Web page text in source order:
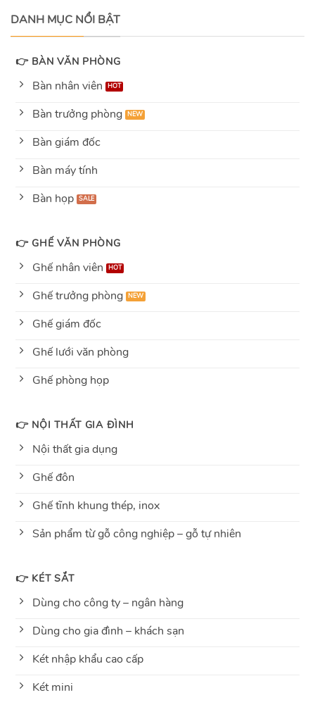
DANH MỤC NỔI BẬT
👉 BÀN VĂN PHÒNG
Bàn nhân viên
Bàn trưởng phòng
Bàn giám đốc
Bàn máy tính
Bàn họp
👉 GHẾ VĂN PHÒNG
Ghế nhân viên
Ghế trưởng phòng
Ghế giám đốc
Ghế lưới văn phòng
Ghế phòng họp
👉 NỘI THẤT GIA ĐÌNH
Nội thất gia dụng
Ghế đôn
Ghế tĩnh khung thép, inox
Sản phẩm từ gỗ công nghiệp – gỗ tự nhiên
👉 KÉT SẮT
Dùng cho công ty – ngân hàng
Dùng cho gia đình – khách sạn
Két nhập khẩu cao cấp
Két mini